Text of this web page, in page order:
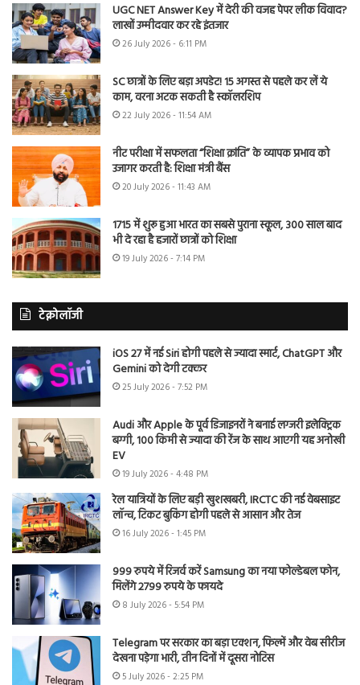
UGC NET Answer Key में देरी की वजह पेपर लीक विवाद?
लाखों उम्मीदवार कर रहे इंतजार
26 July 2026 - 6:11 PM
SC छात्रों के लिए बड़ा अपडेट! 15 अगस्त से पहले कर लें ये
काम, वरना अटक सकती है स्कॉलरशिप
22 July 2026 - 11:54 AM
नीट परीक्षा में सफलता “शिक्षा क्रांति” के व्यापक प्रभाव को
उजागर करती है: शिक्षा मंत्री बैंस
20 July 2026 - 11:43 AM
1715 में शुरू हुआ भारत का सबसे पुराना स्कूल, 300 साल बाद
भी दे रहा है हजारों छात्रों को शिक्षा
19 July 2026 - 7:14 PM
टेक्नोलॉजी
iOS 27 में नई Siri होगी पहले से ज्यादा स्मार्ट, ChatGPT और
Gemini को देगी टक्कर
25 July 2026 - 7:52 PM
Audi और Apple के पूर्व डिजाइनरों ने बनाई लग्जरी इलेक्ट्रिक
बग्गी, 100 किमी से ज्यादा की रेंज के साथ आएगी यह अनोखी
EV
19 July 2026 - 4:48 PM
रेल यात्रियों के लिए बड़ी खुशखबरी, IRCTC की नई वेबसाइट
लॉन्च, टिकट बुकिंग होगी पहले से आसान और तेज
16 July 2026 - 1:45 PM
999 रुपये में रिजर्व करें Samsung का नया फोल्डेबल फोन,
मिलेंगे 2799 रुपये के फायदे
8 July 2026 - 5:54 PM
Telegram पर सरकार का बड़ा एक्शन, फिल्में और वेब सीरीज
देखना पड़ेगा भारी, तीन दिनों में दूसरा नोटिस
5 July 2026 - 2:25 PM